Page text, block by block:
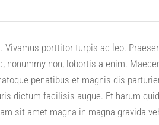
porttitor turpis ac leo.
nonummy non, lobortis a enim.
penatibus et magnis dis
dictum facilisis augue. Et harum
sit amet magna in magna gravida